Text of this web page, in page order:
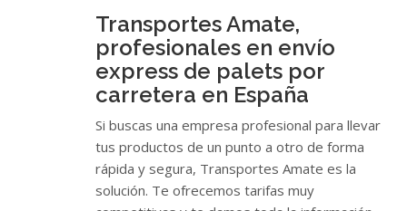
Transportes Amate,
profesionales en envío
express de palets por
carretera en España
Si buscas una empresa profesional para llevar
tus productos de un punto a otro de forma
rápida y segura, Transportes Amate es la
solución. Te ofrecemos tarifas muy